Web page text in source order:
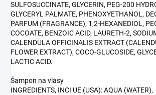
SULFOSUCCINATE, GLYCERIN, PEG-200
GLYCERYL PALMATE, PHENOXYETHANOL,
PARFUM (FRAGRANCE), 1,2-HEXANEDIOL,
COCOATE, BENZOIC ACID, LAURETH-2,
CALENDULA OFFICINALIS EXTRACT
FLOWER EXTRACT), COCO-GLUCOSIDE,
LACTIC ACID.
Šampon na vlasy
INGREDIENTS, INCI UE (USA): AQUA (WATER),